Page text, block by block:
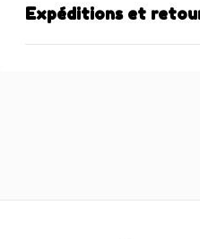
Expéditions et